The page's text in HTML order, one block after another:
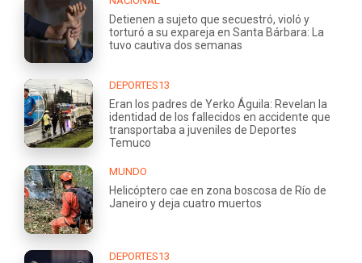
Detienen a sujeto que secuestró, violó y
torturó a su expareja en Santa Bárbara: La
tuvo cautiva dos semanas
DEPORTES13
Eran los padres de Yerko Águila: Revelan la
identidad de los fallecidos en accidente que
transportaba a juveniles de Deportes
Temuco
MUNDO
Helicóptero cae en zona boscosa de Río de
Janeiro y deja cuatro muertos
DEPORTES13